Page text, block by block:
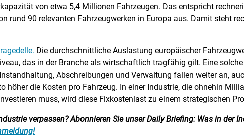
von etwa 5,4 Millionen Fahrzeugen. Das entspricht
rund 90 relevanten Fahrzeugwerken in Europa aus. Damit steht
Die durchschnittliche Auslastung europäischer
das in der Branche als wirtschaftlich tragfähig gilt. Eine
Abschreibungen und Verwaltung fallen weiter an,
höher die Kosten pro Fahrzeug. In einer Industrie, die ohnehin
muss, wird diese Fixkostenlast zu einem strategischen
verpassen? Abonnieren Sie unser Daily Briefing: Was in der